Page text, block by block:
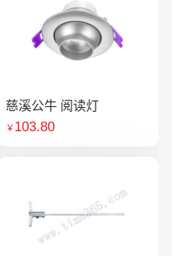
慈溪公牛 阅读灯
￥ 103.80